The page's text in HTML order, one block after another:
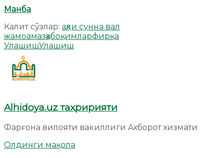
Манба
Калит сўзлар: аҳли сунна вал
жамоамазҳабоқимларфирқа
УлашишУлашиш
Alhidoya.uz таҳририяти
Фарғона вилояти вакиллиги Ахборот хизмати
Олдинги мақола